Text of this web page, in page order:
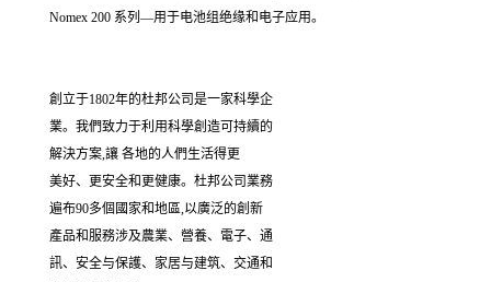
Nomex 200 系列—用于电池组绝缘和电子应用。
創立于1802年的杜邦公司是一家科學企
業。我們致力于利用科學創造可持續的
解決方案,讓 各地的人們生活得更
美好、更安全和更健康。杜邦公司業務
遍布90多個國家和地區,以廣泛的創新
產品和服務涉及農業、營養、電子、通
訊、安全与保護、家居与建筑、交通和